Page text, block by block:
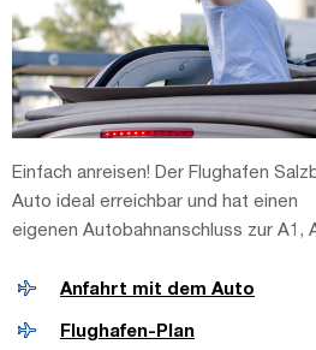
Einfach anreisen! Der Flughafen
Auto ideal erreichbar und hat einen
eigenen Autobahnanschluss zur A1,
Anfahrt mit dem Auto
Flughafen-Plan